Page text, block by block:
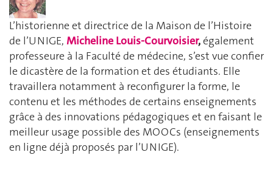
L’historienne et directrice de la Maison de l’Histoire
de l’UNIGE, Micheline Louis-Courvoisier,également
professeure à la Faculté de médecine, s’est vue confier
le dicastère de la formation et des étudiants. Elle
travaillera notamment à reconfigurer la forme, le
contenu et les méthodes de certains enseignements
grâce à des innovations pédagogiques et en faisant le
meilleur usage possible des MOOCs (enseignements
en ligne déjà proposés par l’UNIGE).